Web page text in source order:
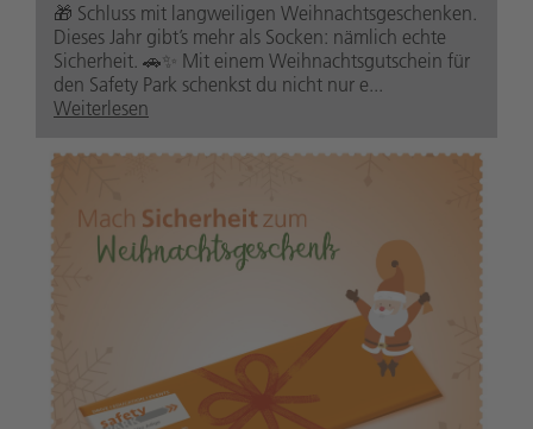
🎁 Schluss mit langweiligen Weihnachtsgeschenken.
Dieses Jahr gibt’s mehr als Socken: nämlich echte
Sicherheit. 🚗✨ Mit einem Weihnachtsgutschein für
den Safety Park schenkst du nicht nur e...
Weiterlesen